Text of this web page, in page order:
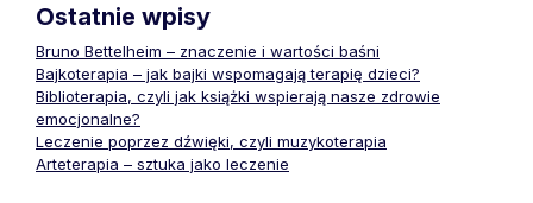
Ostatnie wpisy
Bruno Bettelheim – znaczenie i wartości baśni
Bajkoterapia – jak bajki wspomagają terapię dzieci?
Biblioterapia, czyli jak książki wspierają nasze zdrowie
emocjonalne?
Leczenie poprzez dźwięki, czyli muzykoterapia
Arteterapia – sztuka jako leczenie